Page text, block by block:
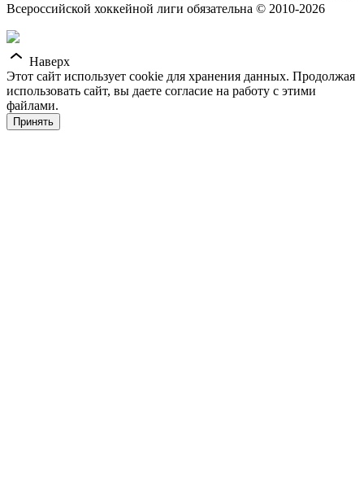
Всероссийской хоккейной лиги обязательна © 2010-2026
Наверх
Этот сайт использует cookie для хранения данных. Продолжая
использовать сайт, вы даете согласие на работу с этими
файлами.
Принять